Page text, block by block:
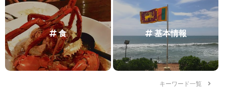
食 基本情報
キーワード一覧